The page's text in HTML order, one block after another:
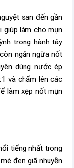
san đến gần
giúp làm cho mụn
trong hành tây
ngăn ngừa nốt
dùng nước ép
và chấm lên các
làm xẹp nốt mụn
tiếng nhất trong
đen giã nhuyễn